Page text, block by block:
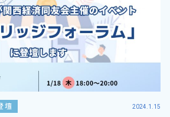
壇 2024.1.15